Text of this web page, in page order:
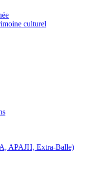
culturel
APAJH, Extra-Balle)